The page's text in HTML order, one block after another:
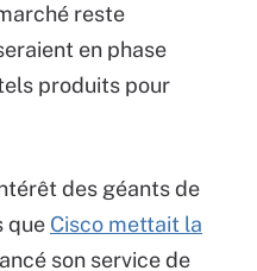
reste
en phase
produits pour
des géants de
que Cisco mettait la
son service de